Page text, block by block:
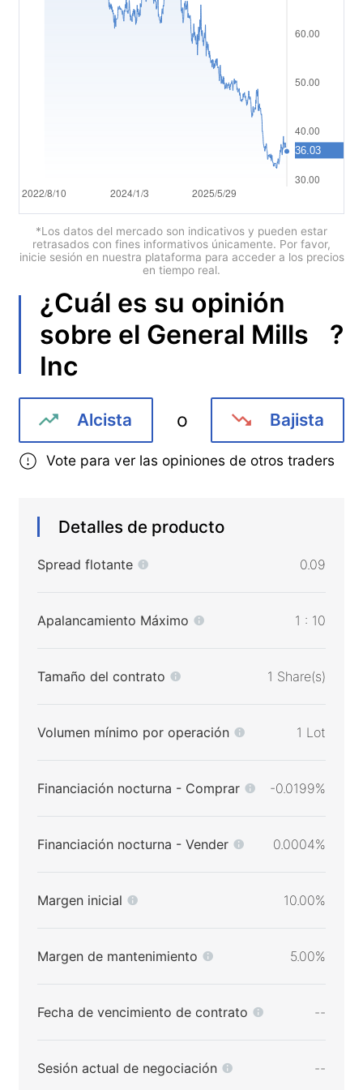
Tiếng việt
Bahasa Indonesia
Bahasa Melayu
हिन्दी
*Los datos del mercado son indicativos y pueden estar
retrasados con fines informativos únicamente. Por favor,
inicie sesión en nuestra plataforma para acceder a los precios
en tiempo real.
¿Cuál es su opinión
sobre el General Mills
Inc
?
Alcista o Bajista
Vote para ver las opiniones de otros traders
Detalles de producto
Spread flotante 0.09
Apalancamiento Máximo 1 : 10
Tamaño del contrato 1 Share(s)
Volumen mínimo por operación 1 Lot
Financiación nocturna - Comprar -0.0199%
Financiación nocturna - Vender 0.0004%
Margen inicial 10.00%
Margen de mantenimiento 5.00%
Fecha de vencimiento de contrato --
Sesión actual de negociación --